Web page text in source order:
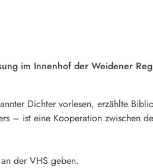
im Innenhof der Weidener
Dichter vorlesen, erzählte
– ist eine Kooperation zwischen
der VHS geben.